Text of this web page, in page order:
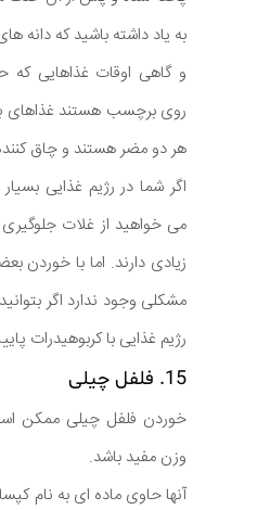
به یاد داشته باشید که
و گاهی اوقات غذاهایی که
روی برچسب هستند غذاهای
هر دو مضر هستند و چاق
اگر شما در رژیم غذایی
می خواهید از غلات جلوگیری
زیادی دارند. اما با خوردن
مشکلی وجود ندارد اگر
رژیم غذایی با کربوهیدرات
15. فلفل چیلی
خوردن فلفل چیلی ممکن
وزن مفید باشد.
آنها حاوی ماده ای به نام